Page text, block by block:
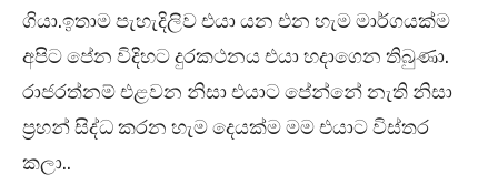
ගියා.ඉතාම පැහැදිලිව එයා යන එන හැම මාර්ගයක්ම
අපිට පේන විදිහට දුරකථනය එයා හදාගෙන තිබුණා.
රාජරත්නම් එළවන නිසා එයාට පේන්නේ නැති නිසා
ප්‍රහන් සිද්ධ කරන හැම දෙයක්ම මම එයාට විස්තර
කලා..